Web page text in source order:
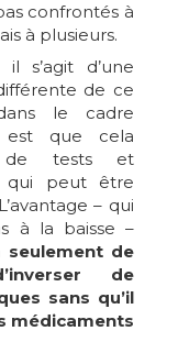
confrontés à
à plusieurs.
s’agit d’une
de ce
le cadre
est que cela
de tests et
qui peut être
– qui
à la baisse –
seulement de
de
sans qu’il
médicaments